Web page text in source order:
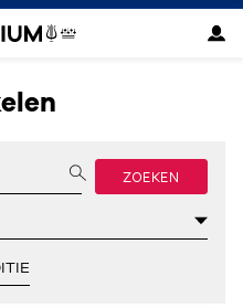
ZOEKEN